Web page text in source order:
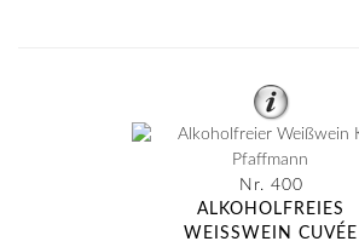
Nr. 400
ALKOHOLFREIES
WEISSWEIN CUVÉE